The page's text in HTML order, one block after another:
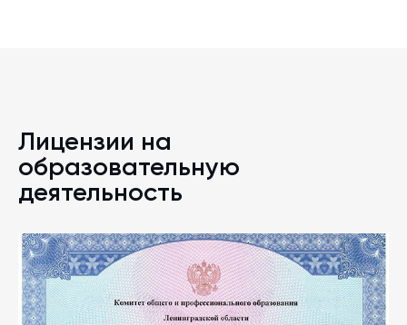
Лицензии на
образовательную
деятельность